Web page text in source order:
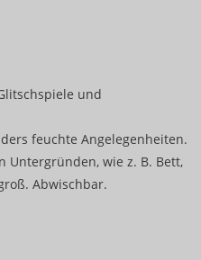
und
feuchte Angelegenheiten.
Untergründen, wie z. B. Bett,
Abwischbar.